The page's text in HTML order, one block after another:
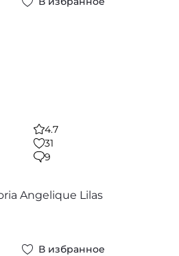
4.7
31
9
Angelique Lilas
В избранное